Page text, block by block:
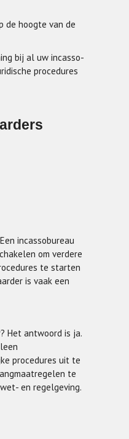
de hoogte van de
bij al uw incasso-
procedures
incassobureau
om verdere
te starten
is vaak een
Het antwoord is ja.
procedures uit te
te
en regelgeving.